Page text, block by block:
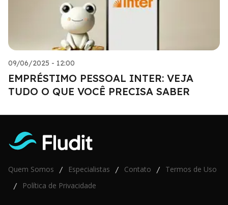
09/06/2025 - 12:00
EMPRÉSTIMO PESSOAL INTER: VEJA
TUDO O QUE VOCÊ PRECISA SABER
Quem Somos / Especialistas / Contato / Termos de Uso
/ Política de Privacidade